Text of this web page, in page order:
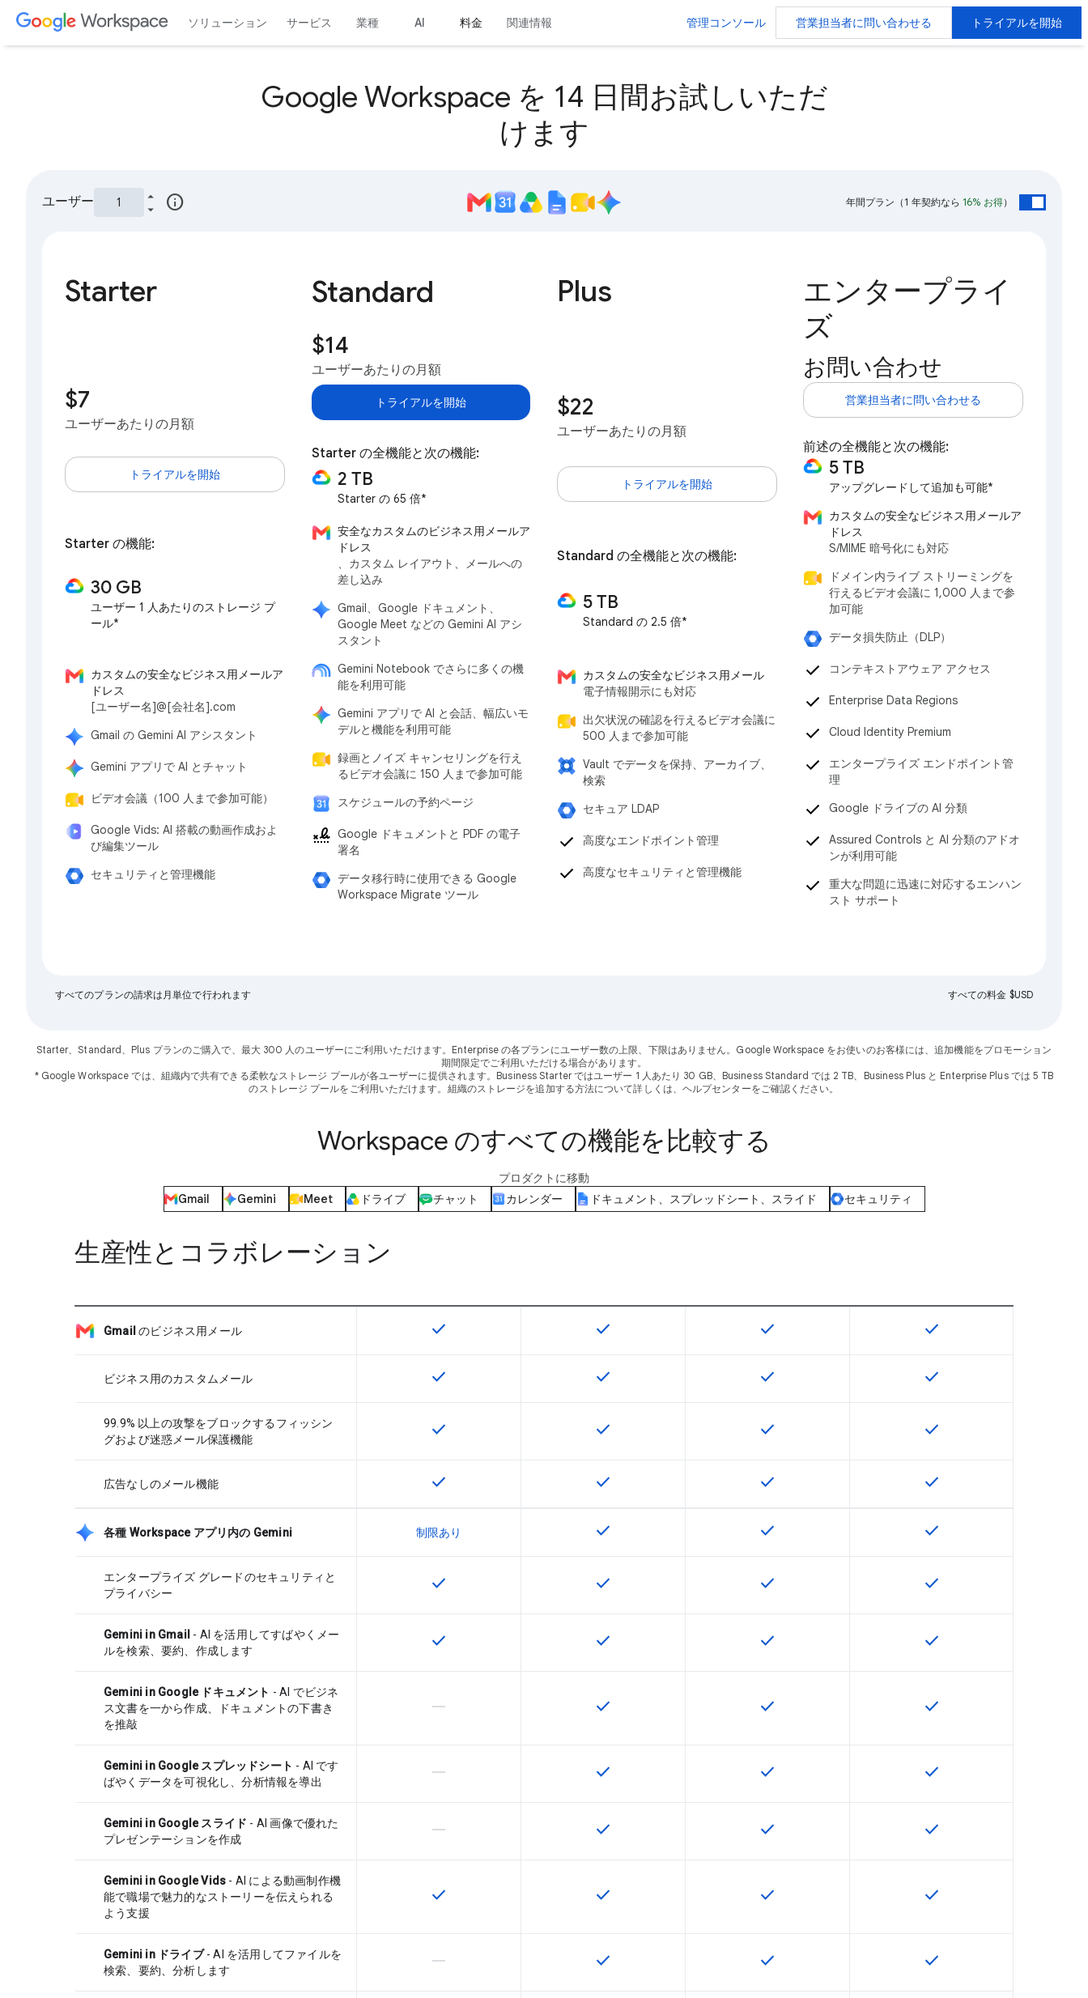
ソリューション サービス 業種 AI 料金 関連情報 管理コンソール 営業担当者に問い合わせる トライアルを開始
Google Workspace を 14 日間お試しいただ
けます
ユーザー info 年間プラン （1 年契約なら 16% お得）
Starter
$7
ユーザーあたりの月額
トライアルを開始
Starter の機能:
30 GB
ユーザー 1 人あたりのストレージ プ
ール*
カスタムの安全なビジネス用メールア
ドレス
[ユーザー名]@[会社名].com
Gmail の Gemini AI アシスタント
Gemini アプリで AI とチャット
ビデオ会議（100 人まで参加可能）
Google Vids: AI 搭載の動画作成およ
び編集ツール
セキュリティと管理機能
Standard
$14
ユーザーあたりの月額
トライアルを開始
Starter の全機能と次の機能:
2 TB
Starter の 65 倍*
安全なカスタムのビジネス用メールア
ドレス
、カスタム レイアウト、メールへの
差し込み
Gmail、Google ドキュメント、
Google Meet などの Gemini AI アシ
スタント
Gemini Notebook でさらに多くの機
能を利用可能
Gemini アプリで AI と会話、幅広いモ
デルと機能を利用可能
録画とノイズ キャンセリングを行え
るビデオ会議に 150 人まで参加可能
スケジュールの予約ページ
Google ドキュメントと PDF の電子
署名
データ移行時に使用できる Google
Workspace Migrate ツール
Plus
$22
ユーザーあたりの月額
トライアルを開始
Standard の全機能と次の機能:
5 TB
Standard の 2.5 倍*
カスタムの安全なビジネス用メール
電子情報開示にも対応
出欠状況の確認を行えるビデオ会議に
500 人まで参加可能
Vault でデータを保持、アーカイブ、
検索
セキュア LDAP
高度なエンドポイント管理
高度なセキュリティと管理機能
エンタープライ
ズ
お問い合わせ
営業担当者に問い合わせる
前述の全機能と次の機能:
5 TB
アップグレードして追加も可能*
カスタムの安全なビジネス用メールア
ドレス
S/MIME 暗号化にも対応
ドメイン内ライブ ストリーミングを
行えるビデオ会議に 1,000 人まで参
加可能
データ損失防止（DLP）
コンテキストアウェア アクセス
Enterprise Data Regions
Cloud Identity Premium
エンタープライズ エンドポイント管
理
Google ドライブの AI 分類
Assured Controls と AI 分類のアドオ
ンが利用可能
重大な問題に迅速に対応するエンハン
スト サポート
すべてのプランの請求は月単位で行われます すべての料金 $USD
Starter、Standard、Plus プランのご購入で、最大 300 人のユーザーにご利用いただけます。Enterprise の各プランにユーザー数の上限、下限はありません。Google Workspace をお使いのお客様には、追加機能をプロモーション
期間限定でご利用いただける場合があります。
* Google Workspace では、組織内で共有できる柔軟なストレージ プールが各ユーザーに提供されます。Business Starter ではユーザー 1 人あたり 30 GB、Business Standard では 2 TB、Business Plus と Enterprise Plus では 5 TB
のストレージ プールをご利用いただけます。組織のストレージを追加する方法について詳しくは、ヘルプセンターをご確認ください。
Workspace のすべての機能を比較する
プロダクトに移動
Gmail
Gemini Meet ドライブ チャット カレンダー ドキュメント、スプレッドシート、スライド セキュリティ
生産性とコラボレーション
Gmail のビジネス用メール この機能は該当の SKU で利用できます
check この機能は該当の SKU で利用できます
check この機能は該当の SKU で利用できます
check この機能は該当の SKU で利
check
ビジネス用のカスタムメール この機能は該当の SKU で利用できます
check この機能は該当の SKU で利用できます
check この機能は該当の SKU で利用できます
check この機能は該当の SKU で利
check
99.9% 以上の攻撃をブロックするフィッシン
グおよび迷惑メール保護機能
この機能は該当の SKU で利用できます
check この機能は該当の SKU で利用できます
check この機能は該当の SKU で利用できます
check この機能は該当の SKU で利
check
広告なしのメール機能 この機能は該当の SKU で利用できます
check この機能は該当の SKU で利用できます
check この機能は該当の SKU で利用できます
check この機能は該当の SKU で利
check
各種 Workspace アプリ内の Gemini 制限あり この機能は該当の SKU で利用できます
check この機能は該当の SKU で利用できます
check この機能は該当の SKU で利
check
エンタープライズ グレードのセキュリティと
プライバシー
この機能は該当の SKU で利用できます
check この機能は該当の SKU で利用できます
check この機能は該当の SKU で利用できます
check この機能は該当の SKU で利
check
Gemini in Gmail - AI を活用してすばやくメー
ルを検索、要約、作成します
この機能は該当の SKU で利用できます
check この機能は該当の SKU で利用できます
check この機能は該当の SKU で利用できます
check この機能は該当の SKU で利
check
Gemini in Google ドキュメント - AI でビジネ
ス文書を一から作成、ドキュメントの下書き
を推敲
この機能は該当の SKU でサポートされていません
horizontal_rule この機能は該当の SKU で利用できます
check この機能は該当の SKU で利用できます
check この機能は該当の SKU で利
check
Gemini in Google スプレッドシート - AI です
ばやくデータを可視化し、分析情報を導出
この機能は該当の SKU でサポートされていません
horizontal_rule この機能は該当の SKU で利用できます
check この機能は該当の SKU で利用できます
check この機能は該当の SKU で利
check
Gemini in Google スライド - AI 画像で優れた
プレゼンテーションを作成
この機能は該当の SKU でサポートされていません
horizontal_rule この機能は該当の SKU で利用できます
check この機能は該当の SKU で利用できます
check この機能は該当の SKU で利
check
Gemini in Google Vids - AI による動画制作機
能で職場で魅力的なストーリーを伝えられる
よう支援
この機能は該当の SKU で利用できます
check この機能は該当の SKU で利用できます
check この機能は該当の SKU で利用できます
check この機能は該当の SKU で利
check
Gemini in ドライブ- AI を活用してファイルを
検索、要約、分析します
この機能は該当の SKU でサポートされていません
horizontal_rule この機能は該当の SKU で利用できます
check この機能は該当の SKU で利用できます
check この機能は該当の SKU で利
check